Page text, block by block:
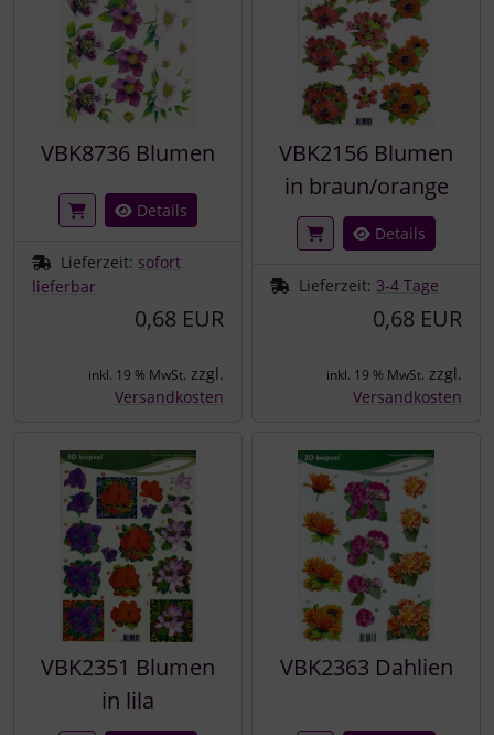
VBK8736 Blumen
Details
Lieferzeit: sofort
lieferbar
0,68 EUR
inkl. 19 % MwSt. zzgl.
Versandkosten
VBK2156 Blumen
in braun/orange
Details
Lieferzeit: 3-4 Tage
0,68 EUR
inkl. 19 % MwSt. zzgl.
Versandkosten
VBK2351 Blumen
in lila
VBK2363 Dahlien